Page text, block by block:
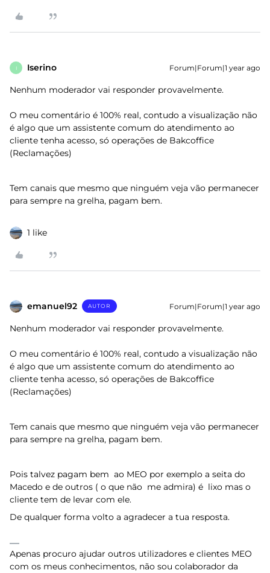
I Iserino Forum|Forum|1 year ago
Nenhum moderador vai responder provavelmente.
O meu comentário é 100% real, contudo a visualização não
é algo que um assistente comum do atendimento ao
cliente tenha acesso, só operações de Bakcoffice
(Reclamações)
Tem canais que mesmo que ninguém veja vão permanecer
para sempre na grelha, pagam bem.
1 like
emanuel92 AUTOR Forum|Forum|1 year ago
Nenhum moderador vai responder provavelmente.
O meu comentário é 100% real, contudo a visualização não
é algo que um assistente comum do atendimento ao
cliente tenha acesso, só operações de Bakcoffice
(Reclamações)
Tem canais que mesmo que ninguém veja vão permanecer
para sempre na grelha, pagam bem.
Pois talvez pagam bem ao MEO por exemplo a seita do
Macedo e de outros ( o que não me admira) é lixo mas o
cliente tem de levar com ele.
De qualquer forma volto a agradecer a tua resposta.
Apenas procuro ajudar outros utilizadores e clientes MEO
com os meus conhecimentos, não sou colaborador da